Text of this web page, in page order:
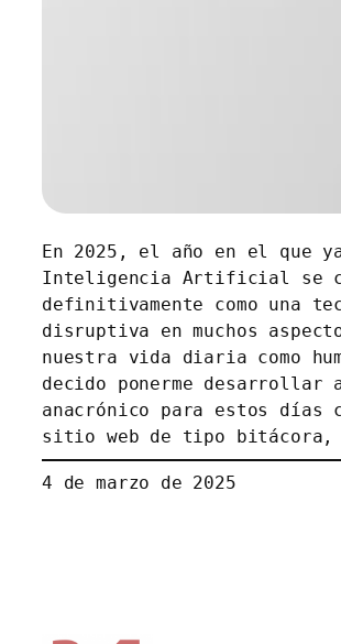
En 2025, el año en el que
Inteligencia Artificial se
definitivamente como una
disruptiva en muchos
nuestra vida diaria como
decido ponerme desarrollar
anacrónico para estos días
sitio web de tipo bitácora,
4 de marzo de 2025